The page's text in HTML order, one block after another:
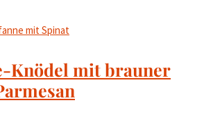
mit Spinat
Knödel mit brauner